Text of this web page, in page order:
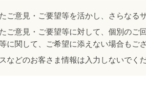
ご意見・ご要望等を活かし、さらなる
ご意見・ご要望等に対して、個別のご
に関して、ご希望に添えない場合もご
などのお客さま情報は入力しないでくだ